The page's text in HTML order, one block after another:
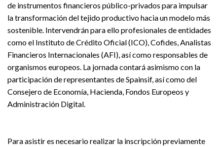
de instrumentos financieros público-privados para impulsar
la transformación del tejido productivo hacia un modelo más
sostenible. Intervendrán para ello profesionales de entidades
como el Instituto de Crédito Oficial (ICO), Cofides, Analistas
Financieros Internacionales (AFI), así como responsables de
organismos europeos. La jornada contará asimismo con la
participación de representantes de Spainsif, así como del
Consejero de Economía, Hacienda, Fondos Europeos y
Administración Digital.
Para asistir es necesario realizar la inscripción previamente